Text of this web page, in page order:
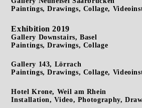
Paintings, Drawings, Collage,
Exhibition 2019
Gallery Downstairs, Basel
Paintings, Drawings, Collage
Gallery 143, Lörrach
Paintings, Drawings, Collage,
Hotel Krone, Weil am Rhein
Installation, Video, Photography,